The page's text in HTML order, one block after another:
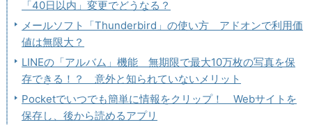
「40日以内」変更でどうなる？
メールソフト「Thunderbird」の使い方 アドオンで利用価
値は無限大？
LINEの「アルバム」機能 無期限で最大10万枚の写真を保
存できる！？ 意外と知られていないメリット
Pocketでいつでも簡単に情報をクリップ！ Webサイトを
保存し、後から読めるアプリ